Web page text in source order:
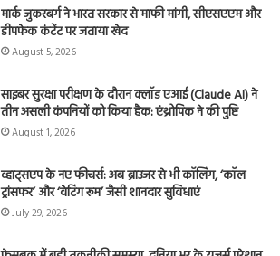
मार्क जुकरबर्ग ने भारत सरकार से माफी मांगी, सीएसएएम और
डीपफेक कंटेंट पर जताया खेद
August 5, 2026
साइबर सुरक्षा परीक्षण के दौरान क्लॉड एआई (Claude AI) ने
तीन असली कंपनियों को किया हैक: एंथ्रोपिक ने की पुष्टि
August 1, 2026
व्हाट्सएप के नए फीचर्स: अब ब्राउजर से भी कॉलिंग, ‘कॉल
ट्रांसफर’ और ‘वेटिंग रूम’ जैसी शानदार सुविधाएं
July 29, 2026